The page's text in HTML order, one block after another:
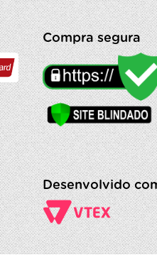
Compra segura
Desenvolvido